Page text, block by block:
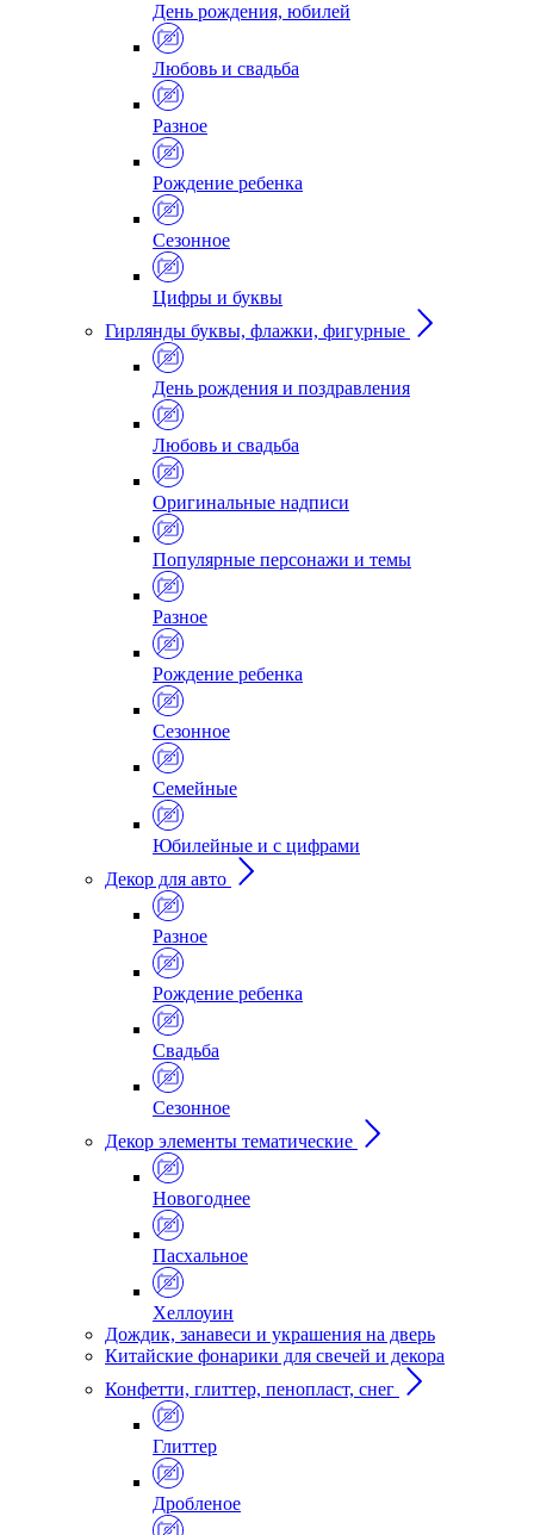
День рождения, юбилей
Любовь и свадьба
Разное
Рождение ребенка
Сезонное
Цифры и буквы
Гирлянды буквы, флажки, фигурные
День рождения и поздравления
Любовь и свадьба
Оригинальные надписи
Популярные персонажи и темы
Разное
Рождение ребенка
Сезонное
Семейные
Юбилейные и с цифрами
Декор для авто
Разное
Рождение ребенка
Свадьба
Сезонное
Декор элементы тематические
Новогоднее
Пасхальное
Хеллоуин
Дождик, занавеси и украшения на дверь
Китайские фонарики для свечей и декора
Конфетти, глиттер, пенопласт, снег
Глиттер
Дробленое